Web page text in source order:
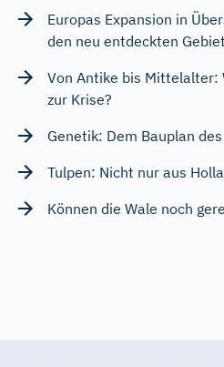
Europas Expansion in
den neu entdeckten
Von Antike bis Mittelalter:
zur Krise?
Genetik: Dem Bauplan
Tulpen: Nicht nur aus
Können die Wale noch